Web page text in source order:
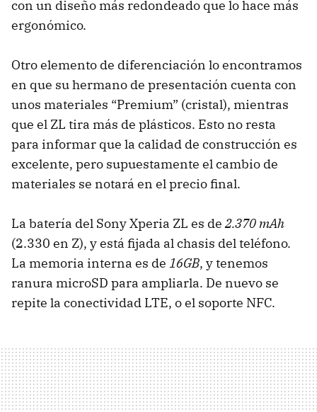
con un diseño más redondeado que lo hace más
ergonómico.
Otro elemento de diferenciación lo encontramos
en que su hermano de presentación cuenta con
unos materiales “Premium” (cristal), mientras
que el ZL tira más de plásticos. Esto no resta
para informar que la calidad de construcción es
excelente, pero supuestamente el cambio de
materiales se notará en el precio final.
La batería del Sony Xperia ZL es de2.370 mAh
(2.330 en Z), y está fijada al chasis del teléfono.
La memoria interna es de 16GB, y tenemos
ranura microSD para ampliarla. De nuevo se
repite la conectividad LTE, o el soporte NFC.